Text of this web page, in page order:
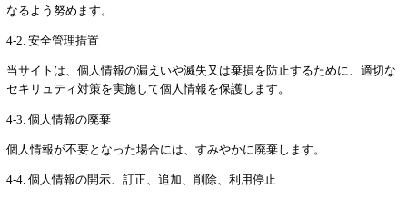
なるよう努めます。
4-2. 安全管理措置
当サイトは、個人情報の漏えいや滅失又は棄損を防止するために、適切な
セキリュティ対策を実施して個人情報を保護します。
4-3. 個人情報の廃棄
個人情報が不要となった場合には、すみやかに廃棄します。
4-4. 個人情報の開示、訂正、追加、削除、利用停止